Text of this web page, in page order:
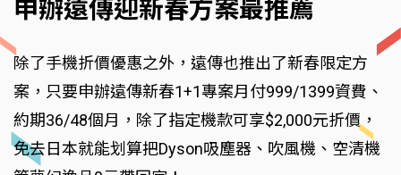
申辦遠傳迎新春方案最推薦
除了手機折價優惠之外，遠傳也推出了新春限定方
案，只要申辦遠傳新春1+1專案月付999/1399資費、
約期36/48個月，除了指定機款可享$2,000元折價，
免去日本就能划算把Dyson吸塵器、吹風機、空清機